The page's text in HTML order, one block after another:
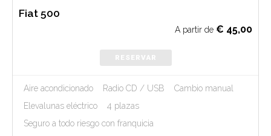
Fiat 500
A partir de € 45,00
RESERVAR
Aire acondicionado Radio CD / USB
Cambio manual
Elevalunas eléctrico
4 plazas
Seguro a todo riesgo con franquicia